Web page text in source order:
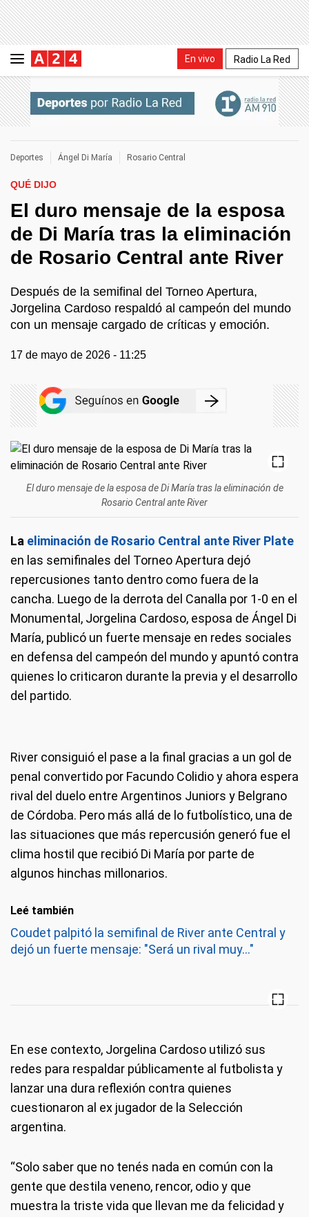
En vivo Radio La Red
Deportes Ángel Di María Rosario Central
QUÉ DIJO
El duro mensaje de la esposa
de Di María tras la eliminación
de Rosario Central ante River
Después de la semifinal del Torneo Apertura,
Jorgelina Cardoso respaldó al campeón del mundo
con un mensaje cargado de críticas y emoción.
17 de mayo de 2026 - 11:25
El duro mensaje de la esposa de Di María tras la eliminación de
Rosario Central ante River
La eliminación de Rosario Central ante River Plate
en las semifinales del Torneo Apertura dejó
repercusiones tanto dentro como fuera de la
cancha. Luego de la derrota del Canalla por 1-0 en el
Monumental, Jorgelina Cardoso, esposa de Ángel Di
María, publicó un fuerte mensaje en redes sociales
en defensa del campeón del mundo y apuntó contra
quienes lo criticaron durante la previa y el desarrollo
del partido.
River consiguió el pase a la final gracias a un gol de
penal convertido por Facundo Colidio y ahora espera
rival del duelo entre Argentinos Juniors y Belgrano
de Córdoba. Pero más allá de lo futbolístico, una de
las situaciones que más repercusión generó fue el
clima hostil que recibió Di María por parte de
algunos hinchas millonarios.
Leé también
Coudet palpitó la semifinal de River ante Central y
dejó un fuerte mensaje: "Será un rival muy..."
En ese contexto, Jorgelina Cardoso utilizó sus
redes para respaldar públicamente al futbolista y
lanzar una dura reflexión contra quienes
cuestionaron al ex jugador de la Selección
argentina.
“Solo saber que no tenés nada en común con la
gente que destila veneno, rencor, odio y que
muestra la triste vida que llevan me da felicidad y